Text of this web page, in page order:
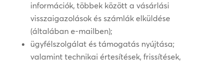
információk, többek között a vásárlási
visszaigazolások és számlák elküldése
(általában e-mailben);
ügyfélszolgálat és támogatás nyújtása;
valamint technikai értesítések, frissítések,